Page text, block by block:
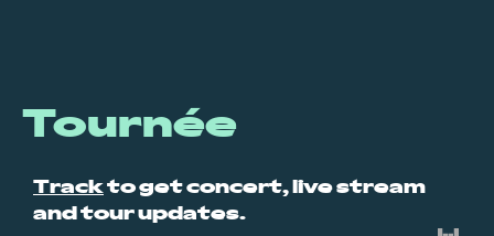
Tournée
Trackto get concert, live stream
and tour updates.